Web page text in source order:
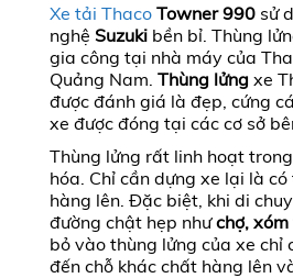
Xe tải ThacoTowner 990sử
nghệ Suzukibền bỉ. Thùng
gia công tại nhà máy của
Quảng Nam. Thùng lửng xe
được đánh giá là đẹp, cứng
xe được đóng tại các cơ sở
Thùng lửng rất linh hoạt
hóa. Chỉ cần dựng xe lại là
hàng lên. Đặc biệt, khi di
đường chật hẹp nhưchợ,
bỏ vào thùng lửng của xe chỉ
đến chỗ khác chất hàng lên